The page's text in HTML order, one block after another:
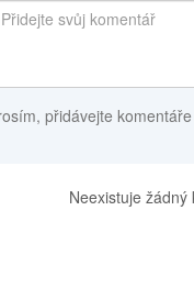
přidávejte
Neexistuje